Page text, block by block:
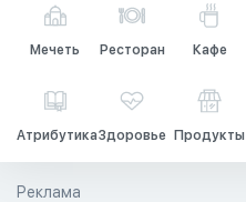
Мечеть Ресторан Кафе
АтрибутикаЗдоровье Продукты
Реклама